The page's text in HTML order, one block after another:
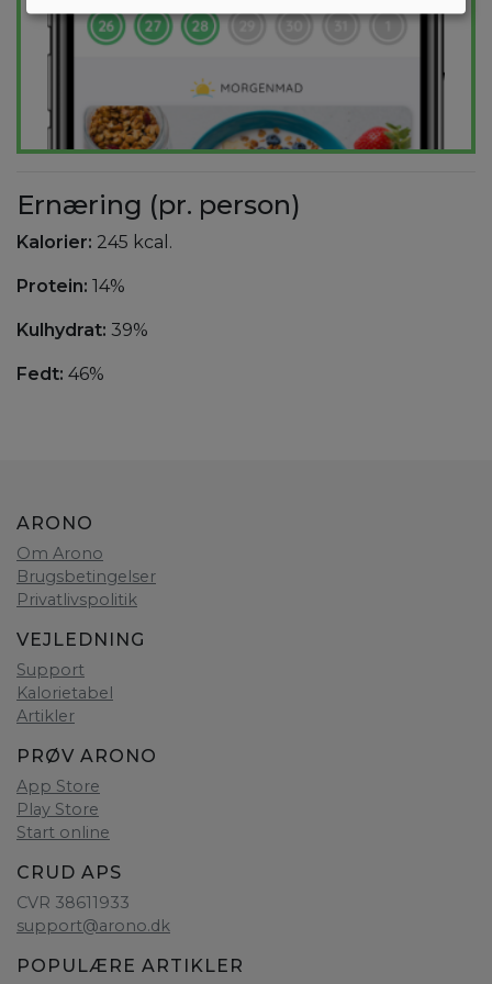
Ernæring (pr. person)
Kalorier: 245 kcal.
Protein: 14%
Kulhydrat: 39%
Fedt: 46%
ARONO
Om Arono
Brugsbetingelser
Privatlivspolitik
VEJLEDNING
Support
Kalorietabel
Artikler
PRØV ARONO
App Store
Play Store
Start online
CRUD APS
CVR 38611933
support@arono.dk
POPULÆRE ARTIKLER